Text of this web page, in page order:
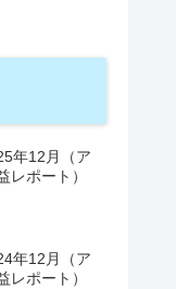
年12月（ア
レポート）
年12月（ア
レポート）